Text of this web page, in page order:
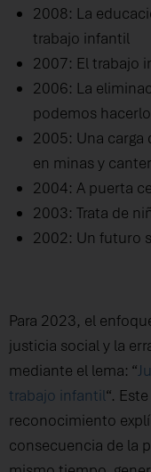
2008: La
trabajo infantil
2007: El trabajo
2006: La
podemos
2005: Una carga
en minas y
2004: A puerta
2003: Trata de
2002: Un futuro
Para 2023, el
justicia social y la
mediante el lema: “
trabajo infantil“.
reconocimiento
consecuencia de la